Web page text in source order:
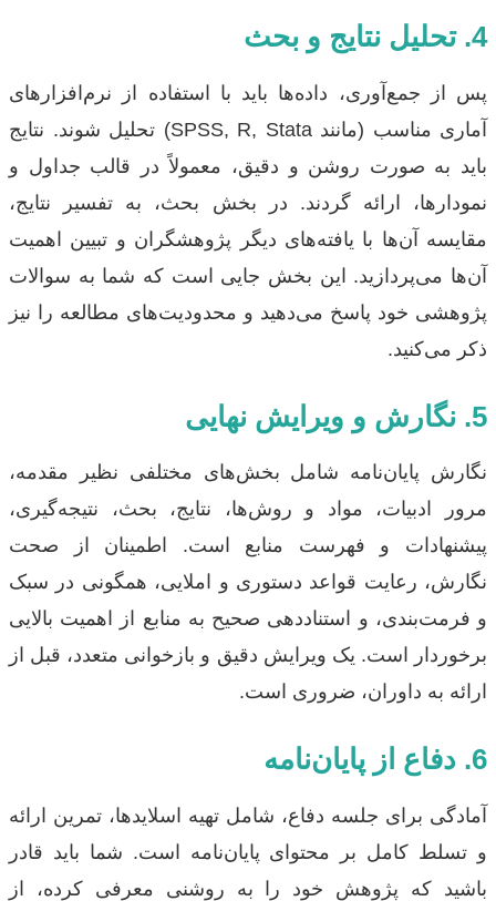
4. تحلیل نتایج و بحث
پس از جمع‌آوری، داده‌ها باید با استفاده از نرم‌افزارهای
آماری مناسب (مانند SPSS, R, Stata) تحلیل شوند. نتایج
باید به صورت روشن و دقیق، معمولاً در قالب جداول و
نمودارها، ارائه گردند. در بخش بحث، به تفسیر نتایج،
مقایسه آن‌ها با یافته‌های دیگر پژوهشگران و تبیین اهمیت
آن‌ها می‌پردازید. این بخش جایی است که شما به سوالات
پژوهشی خود پاسخ می‌دهید و محدودیت‌های مطالعه را نیز
ذکر می‌کنید.
5. نگارش و ویرایش نهایی
نگارش پایان‌نامه شامل بخش‌های مختلفی نظیر مقدمه،
مرور ادبیات، مواد و روش‌ها، نتایج، بحث، نتیجه‌گیری،
پیشنهادات و فهرست منابع است. اطمینان از صحت
نگارش، رعایت قواعد دستوری و املایی، همگونی در سبک
و فرمت‌بندی، و استناددهی صحیح به منابع از اهمیت بالایی
برخوردار است. یک ویرایش دقیق و بازخوانی متعدد، قبل از
ارائه به داوران، ضروری است.
6. دفاع از پایان‌نامه
آمادگی برای جلسه دفاع، شامل تهیه اسلایدها، تمرین ارائه
و تسلط کامل بر محتوای پایان‌نامه است. شما باید قادر
باشید که پژوهش خود را به روشنی معرفی کرده، از